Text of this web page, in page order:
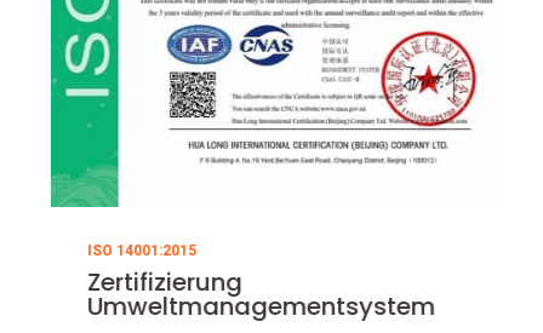
ISO 14001:2015
Zertifizierung
Umweltmanagementsystem